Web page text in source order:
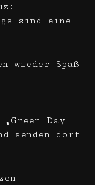
sind eine
wieder Spaß
Day
senden dort